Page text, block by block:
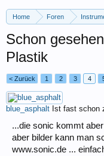
Home Foren
Schon
Plastik
< Zurück 1 2 3 4
blue_asphalt Ist fast schon
...die sonic kommt
aber bilder kann man
www.sonic.de ...